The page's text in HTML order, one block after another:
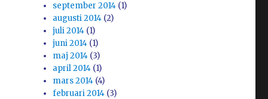
september 2014 (1)
augusti 2014 (2)
juli 2014 (1)
juni 2014 (1)
maj 2014 (3)
april 2014 (1)
mars 2014 (4)
februari 2014 (3)